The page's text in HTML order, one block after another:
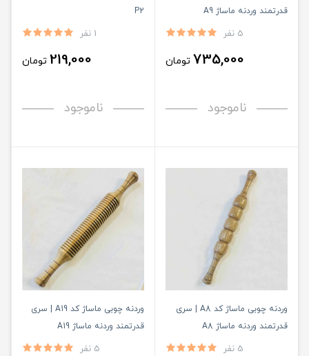
قدرتمند وردنه ماساژ A9
5 نفر
735,000 تومان
ناموجود
P2
1 نفر
219,000 تومان
ناموجود
وردنه چوبی ماساژ کد A8 | سری
قدرتمند وردنه ماساژ A8
5 نفر
وردنه چوبی ماساژ کد A19 | سری
قدرتمند وردنه ماساژ A19
5 نفر